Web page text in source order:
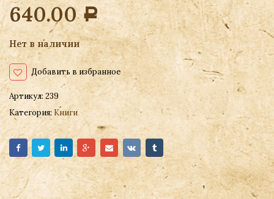
640.00Р
Нет в наличии
Добавить в избранное
Артикул: 239
Категория: Книги